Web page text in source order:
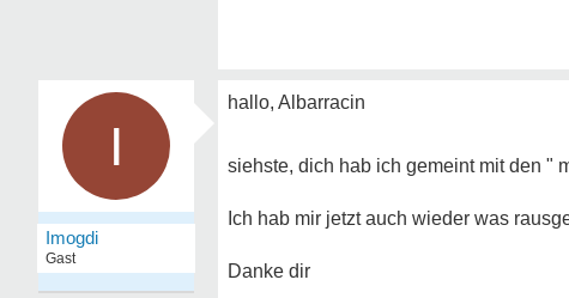
I
Imogdi
Gast
hallo, Albarracin
siehste, dich hab ich gemeint mit den "
Ich hab mir jetzt auch wieder was
Danke dir